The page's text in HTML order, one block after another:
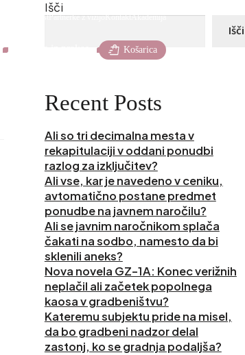
PodcastPartnerke z vizijoKontaktAkademija
shopping_bag_speed Košarica
Išči
Išči
Recent Posts
Ali so tri decimalna mesta v
rekapitulaciji v oddani ponudbi
razlog za izključitev?
Ali vse, kar je navedeno v ceniku,
avtomatično postane predmet
ponudbe na javnem naročilu?
Ali se javnim naročnikom splača
čakati na sodbo, namesto da bi
sklenili aneks?
Nova novela GZ-1A: Konec verižnih
neplačil ali začetek popolnega
kaosa v gradbeništvu?
Kateremu subjektu pride na misel,
da bo gradbeni nadzor delal
zastonj, ko se gradnja podaljša?